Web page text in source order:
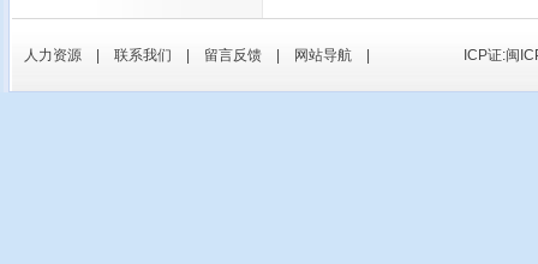
人力资源 联系我们 留言反馈 网站导航 ICP证:闽